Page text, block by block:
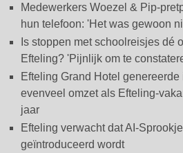
Medewerkers Woezel & Pip-
hun telefoon: 'Het was gewoon
Is stoppen met schoolreisjes dé
Efteling? 'Pijnlijk om te
Efteling Grand Hotel genereerde
evenveel omzet als Efteling-
jaar
Efteling verwacht dat AI-
geïntroduceerd wordt